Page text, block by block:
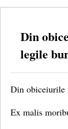
Din
legile
Din obiceiurile
Ex malis